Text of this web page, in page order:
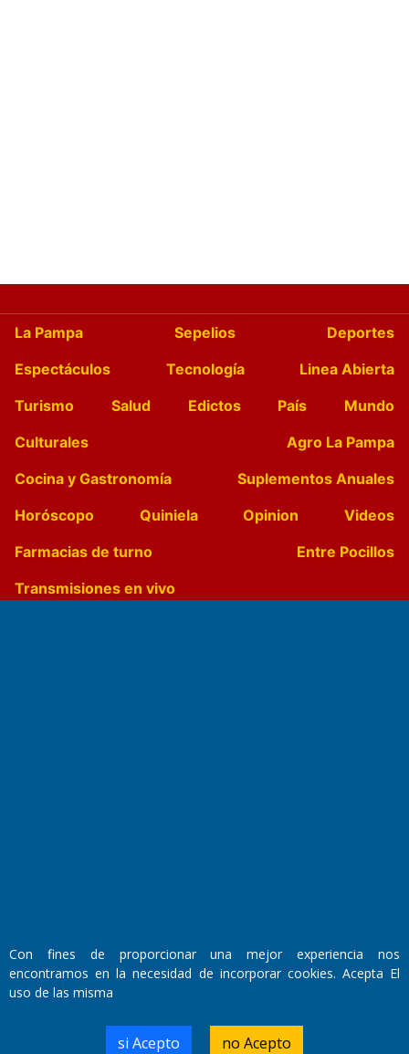
La Pampa Sepelios
Deportes
Espectáculos
Tecnología
Linea Abierta
Turismo
Salud Edictos País
Mundo
Culturales
Agro La Pampa
Cocina y Gastronomía
Suplementos Anuales
Horóscopo
Quiniela Opinion
Videos
Farmacias de turno
Entre Pocillos
Transmisiones en vivo
Propietario: El Diario SRL
Director Periodístico:
Walter René Goñi
Domicilio Legal: José Ingenieros 855,
Con fines de proporcionar una mejor experiencia nos
encontramos en la necesidad de incorporar cookies. Acepta El
uso de las misma
si Acepto no Acepto